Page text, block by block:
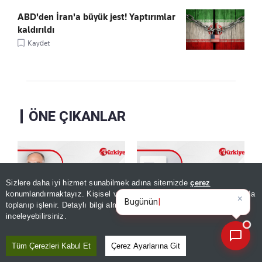
Sizlere daha iyi hizmet sunabilmek adına sitemizdeçerez
konumlandırmaktayız. Kişisel verileriniz, KVKK ve GDPR kapsamında
toplanıp işlenir. Detaylı bilgi almak içinAydınlatma Metnimizi
inceleyebilirsiniz.
Tüm Çerezleri Kabul Et Çerez Ayarlarına Git
ABD'den İran'a büyük jest! Yaptırımlar
kaldırıldı
Kaydet
ÖNE ÇIKANLAR
için
Kaydet
Feryat etti ve bayıldı
Kaydet
×
Bugünün öne çıkan manşetleri
ve gelişmeleri